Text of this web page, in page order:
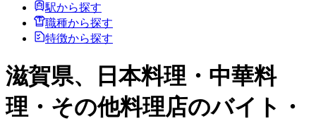
駅から探す
職種から探す
特徴から探す
滋賀県、日本料理・中華料
理・その他料理店のバイト・